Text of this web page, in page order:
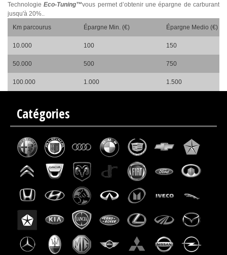
TechnologieEco-Tuning™vous permet d’obtenir une épargne de carburant
jusqu'à 20%..
Km parcourus
Épargne Min. (€) Épargne Medio (€)
10.000 100 150
50.000 500 750
100.000 1.000 1.500
Catégories